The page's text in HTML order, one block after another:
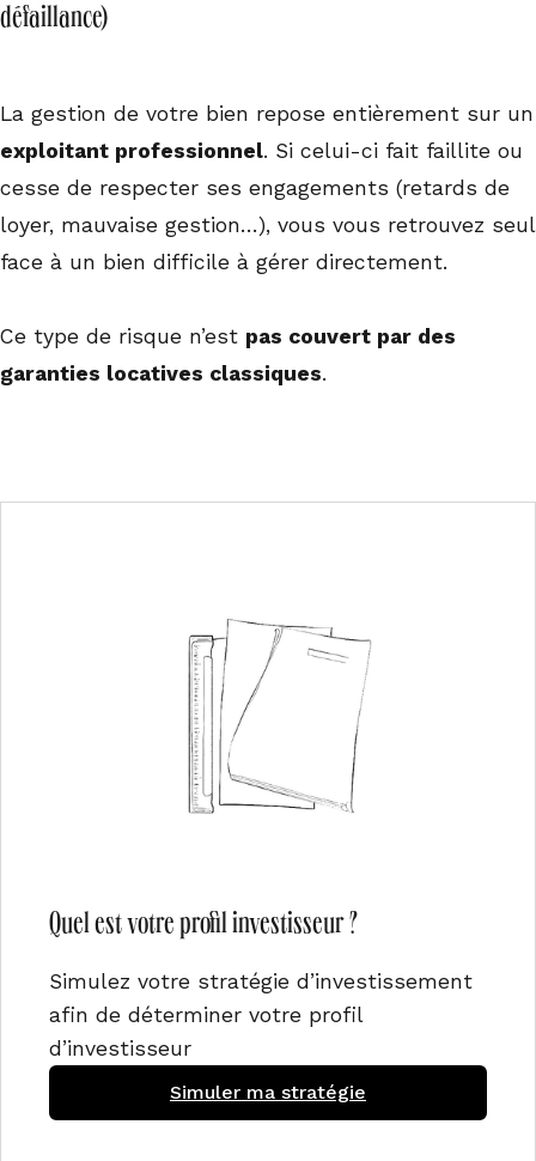
défaillance)
La gestion de votre bien repose entièrement sur un
exploitant professionnel. Si celui-ci fait faillite ou
cesse de respecter ses engagements (retards de
loyer, mauvaise gestion…), vous vous retrouvez seul
face à un bien difficile à gérer directement.
Ce type de risque n’est pas couvert par des
garanties locatives classiques.
Quel est votre profil investisseur ?
Simulez votre stratégie d’investissement
afin de déterminer votre profil
d’investisseur
Simuler ma stratégie